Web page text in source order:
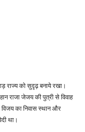
राज्य को सुदृढ़ बनाये रखा।
राजा जेजय की पुत्री से विवाह
का निवास स्थान और
था।